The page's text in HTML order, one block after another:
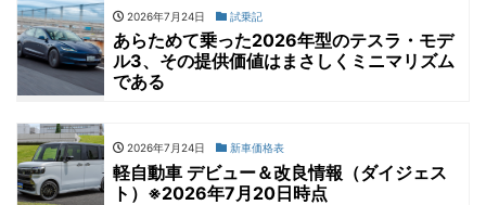
2026年7月24日 試乗記
あらためて乗った2026年型のテスラ・モデ
ル3、その提供価値はまさしくミニマリズム
である
2026年7月24日 新車価格表
軽自動車 デビュー＆改良情報（ダイジェス
ト）※2026年7月20日時点